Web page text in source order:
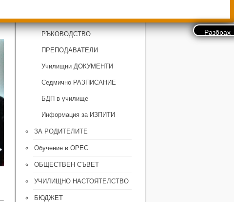
ЗА УЧИЛИЩЕТО
РЪКОВОДСТВО
ПРЕПОДАВАТЕЛИ
Училищни ДОКУМЕНТИ
Седмично РАЗПИСАНИЕ
БДП в училище
Информация за ИЗПИТИ
ЗА РОДИТЕЛИТЕ
Обучение в ОРЕС
ОБЩЕСТВЕН СЪВЕТ
УЧИЛИЩНО НАСТОЯТЕЛСТВО
БЮДЖЕТ